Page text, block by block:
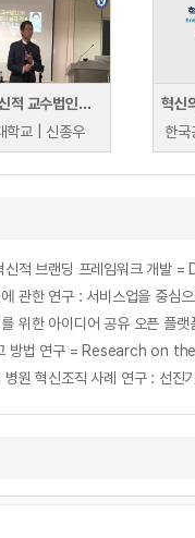
왜, 혁신적 교수법인가? - 혁신적 교수법의 실제 적용(한라대학교 교수법)
학교 | 신종우
혁신
혁신적 브랜딩 프레임워크
인에 관한 연구 : 서비스업
위한 아이디어 공유 오픈 플랫
고 방법 연구 =
원 혁신조직 사례 연구 : 선진